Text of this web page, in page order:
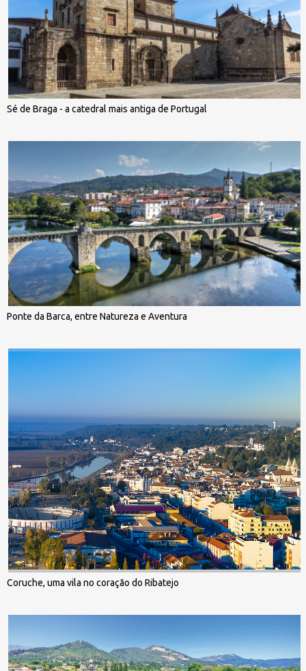
Sé de Braga - a catedral mais antiga de Portugal
Ponte da Barca, entre Natureza e Aventura
Coruche, uma vila no coração do Ribatejo